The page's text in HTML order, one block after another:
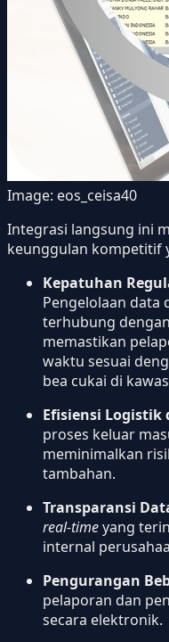
Image: eos_ceisa40
Integrasi langsung ini
keunggulan kompetitif
Kepatuhan
Pengelolaan data
terhubung
memastikan
waktu sesuai
bea cukai di
Efisiensi Logistik
proses keluar
meminimalkan
tambahan.
Transparansi
real-timeyang
internal
Pengurangan
pelaporan dan
secara elektronik.